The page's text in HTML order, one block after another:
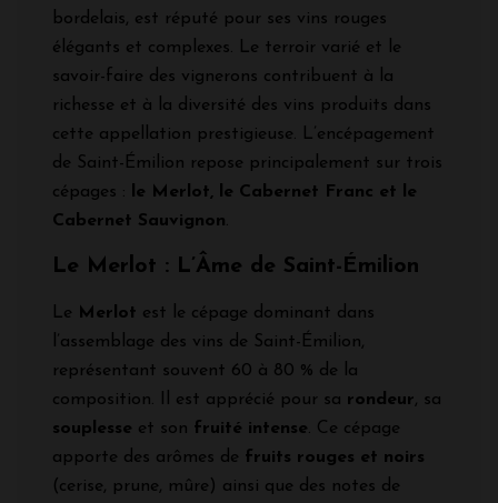
bordelais, est réputé pour ses vins rouges
élégants et complexes. Le terroir varié et le
savoir-faire des vignerons contribuent à la
richesse et à la diversité des vins produits dans
cette appellation prestigieuse. L’encépagement
de Saint-Émilion repose principalement sur trois
cépages :
le Merlot, le Cabernet Franc et le
Cabernet Sauvignon.
Le Merlot : L’Âme de Saint-Émilion
Le Merlot est le cépage dominant dans
l’assemblage des vins de Saint-Émilion,
représentant souvent 60 à 80 % de la
composition. Il est apprécié pour sa rondeur, sa
souplesse et son fruité intense. Ce cépage
apporte des arômes de fruits rouges et noirs
(cerise, prune, mûre) ainsi que des notes de